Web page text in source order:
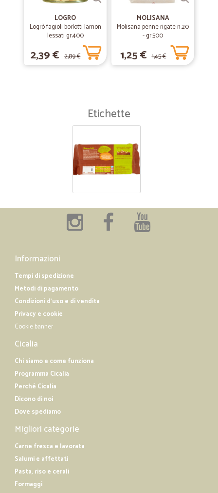
LOGRO
Logrò fagioli borlotti lamon
lessati gr.400
2,39 € 2,89 €
MOLISANA
Molisana penne rigate n.20
- gr.500
1,25 € 1,45 €
Etichette
Informazioni
Tempi di spedizione
Metodi di pagamento
Condizioni d'uso e di vendita
Privacy e cookie
Cookie banner
Cicalia
Chi siamo e come funziona
Programma Cicalia
Perché Cicalia
Dicono di noi
Dove spediamo
Migliori categorie
Carne fresca e lavorata
Salumi e affettati
Pasta, riso e cerali
Formaggi